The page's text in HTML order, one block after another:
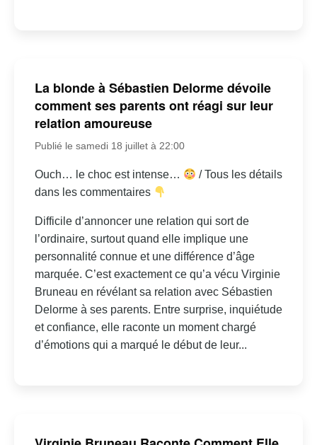
La blonde à Sébastien Delorme dévoile
comment ses parents ont réagi sur leur
relation amoureuse
Publié le samedi 18 juillet à 22:00
Ouch… le choc est intense…
/ Tous les détails
dans les commentaires
Difficile d’annoncer une relation qui sort de
l’ordinaire, surtout quand elle implique une
personnalité connue et une différence d’âge
marquée. C’est exactement ce qu’a vécu Virginie
Bruneau en révélant sa relation avec Sébastien
Delorme à ses parents. Entre surprise, inquiétude
et confiance, elle raconte un moment chargé
d’émotions qui a marqué le début de leur...